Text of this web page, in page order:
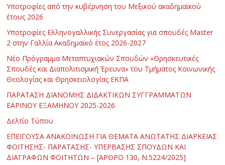
Υποτροφίες από την κυβέρνηση του Μεξικού ακαδημαϊκού
έτους 2026
Υποτροφίες Ελληνογαλλικής Συνεργασίας για σπουδές Master
2 στην Γαλλία Ακαδημαϊκό έτος 2026-2027
Νέο Πρόγραμμα Μεταπτυχιακών Σπουδών «Θρησκευτικές
Σπουδές και Διαπολιτισμική Έρευνα» του Τμήματος Κοινωνικής
Θεολογίας και Θρησκειολογίας ΕΚΠΑ
ΠΑΡΑΤΑΣΗ ΔΙΑΝΟΜΗΣ ΔΙΔΑΚΤΙΚΩΝ ΣΥΓΓΡΑΜΜΑΤΩΝ
ΕΑΡΙΝΟΥ ΕΞΑΜΗΝΟΥ 2025-2026
Δελτίο Τύπου
ΕΠΕΙΓΟΥΣΑ ΑΝΑΚΟΙΝΩΣΗ ΓΙΑ ΘΕΜΑΤΑ ΑΝΩΤΑΤΗΣ ΔΙΑΡΚΕΙΑΣ
ΦΟΙΤΗΣΗΣ- ΠΑΡΑΤΑΣΗΣ- ΥΠΕΡΒΑΣΗΣ ΣΠΟΥΔΩΝ ΚΑΙ
ΔΙΑΓΡΑΦΩΝ ΦΟΙΤΗΤΩΝ – [ΑΡΘΡΟ 130, Ν.5224/2025]